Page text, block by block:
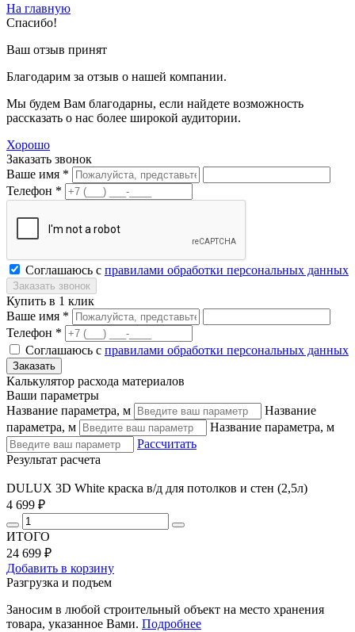
На главную
Спасибо!
Ваш отзыв принят
Благодарим за отзыв о нашей компании.
Мы будем Вам благодарны, если найдете возможность
рассказать о нас более широкой аудитории.
Хорошо
Заказать звонок
Ваше имя *
Телефон *
Соглашаюсь с правилами обработки персональных данных
Купить в 1 клик
Ваше имя *
Телефон *
Соглашаюсь с правилами обработки персональных данных
Калькулятор расхода материалов
Ваши параметры
Название параметра, м
Название
параметра, м
Название параметра, м
Рассчитать
Результат расчета
DULUX 3D White краска в/д для потолков и стен (2,5л)
4 699 ₽
ИТОГО
24 699 ₽
Добавить в корзину
Разгрузка и подъем
Заносим в любой строительный объект на место хранения
товара, указанное Вами. Подробнее